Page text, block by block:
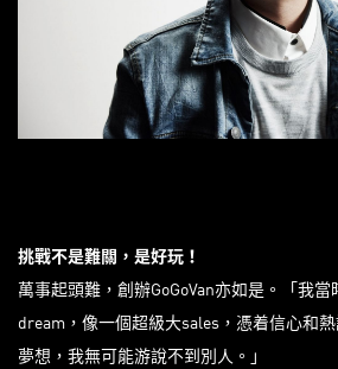
挑戰不是難關，是好玩！
萬事起頭難，創辦GoGoVan亦如是。「我
dream，像一個超級大sales，憑着信心和
夢想，我無可能游說不到別人。」